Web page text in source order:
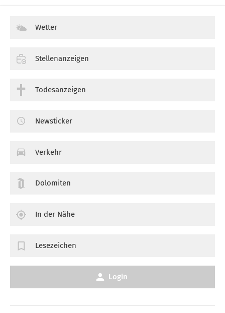
Wetter
Stellenanzeigen
Todesanzeigen
Newsticker
Verkehr
Dolomiten
In der Nähe
Lesezeichen
Login